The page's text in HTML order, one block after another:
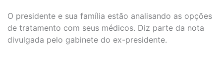
O presidente e sua família estão analisando as opções
de tratamento com seus médicos. Diz parte da nota
divulgada pelo gabinete do ex-presidente.